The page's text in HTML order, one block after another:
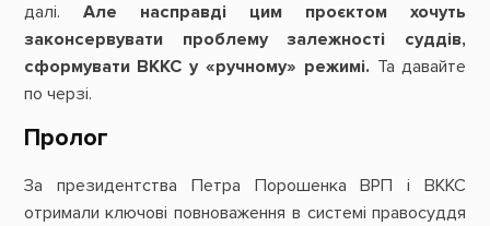
далі. Але насправді цим проєктом хочуть
законсервувати проблему залежності суддів,
сформувати ВККС у «ручному» режимі. Та давайте
по черзі.
Пролог
За президентства Петра Порошенка ВРП і ВККС
отримали ключові повноваження в системі правосуддя